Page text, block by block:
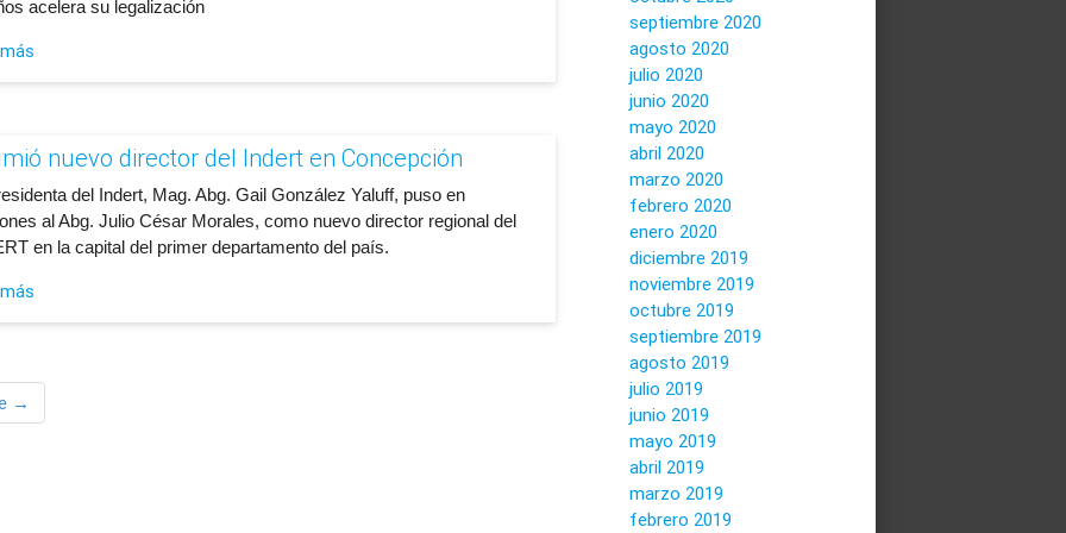
acelera su legalización
nuevo director del Indert en Concepción
del Indert, Mag. Abg. Gail González Yaluff, puso en
al Abg. Julio César Morales, como nuevo director regional del
en la capital del primer departamento del país.
→
septiembre 2020
agosto 2020
julio 2020
junio 2020
mayo 2020
abril 2020
marzo 2020
febrero 2020
enero 2020
diciembre 2019
noviembre 2019
octubre 2019
septiembre 2019
agosto 2019
julio 2019
junio 2019
mayo 2019
abril 2019
marzo 2019
febrero 2019